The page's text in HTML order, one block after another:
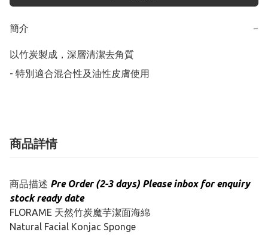
簡介 −
以竹炭製成，深層清潔去角質
- 特別適合混合性及油性皮膚使用
商品詳情
商品描述 Pre Order (2-3 days) Please inbox for enquiry
stock ready date
FLORAME 天然竹炭魔芋潔面海綿
Natural Facial Konjac Sponge